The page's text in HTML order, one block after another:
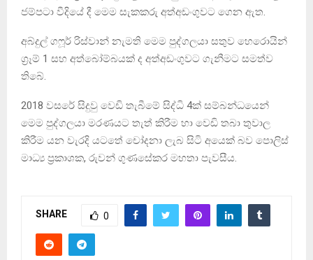
ජම්පටා වීදියේ දී මෙම සැකකරු අත්අඩංගුවට ගෙන ඇත.
අබ්දුල් ගෆූර් රිස්වාන් නැමති මෙම පුද්ගලයා සතුව හෙරොයින්
ග්‍රෑම් 1 සහ අත්බෝම්බයක් ද අත්අඩංගුවට ගැනීමට සමත්ව
තිබේ.
2018 වසරේ සිදුවු වෙඩි තැබීමේ සිද්ධි 4ක් සම්බන්ධයෙන්
මෙම පුද්ගලයා මරණයට තැත් කිරීම හා වෙඩි තබා තුවාල
කිරීම යන වැරදි යටතේ චෝදනා ලැබ සිටි අයෙක් බව පොලිස්
මාධ්‍ය ප්‍රකාශක, රුවන් ගුණසේකර මහතා පැවසීය.
SHARE 0